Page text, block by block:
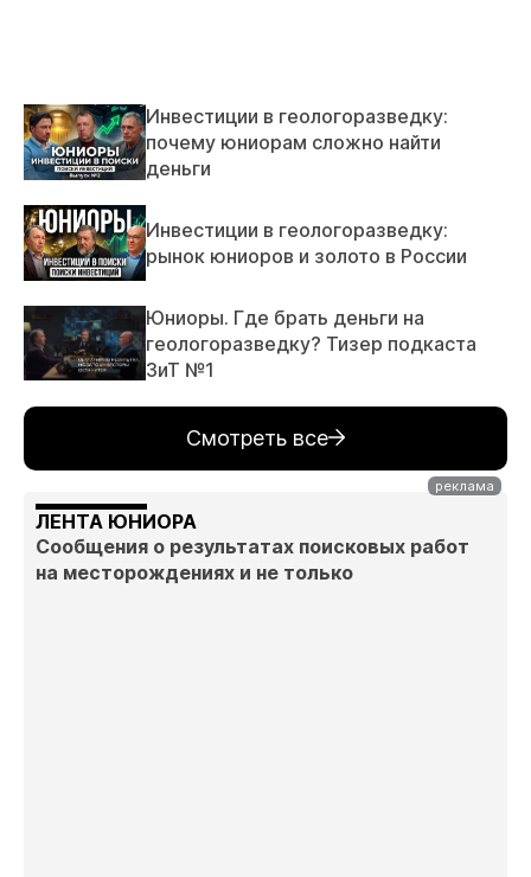
Инвестиции в геологоразведку:
почему юниорам сложно найти
деньги
Инвестиции в геологоразведку:
рынок юниоров и золото в России
Юниоры. Где брать деньги на
геологоразведку? Тизер подкаста
ЗиТ №1
Смотреть все
ЛЕНТА ЮНИОРА
Сообщения о результатах поисковых работ
на месторождениях и не только